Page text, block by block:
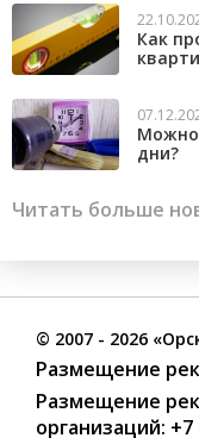
Как
Можно
дни?
Читать больше
© 2007 - 2026
Размещение
Размещение
организаций: +7